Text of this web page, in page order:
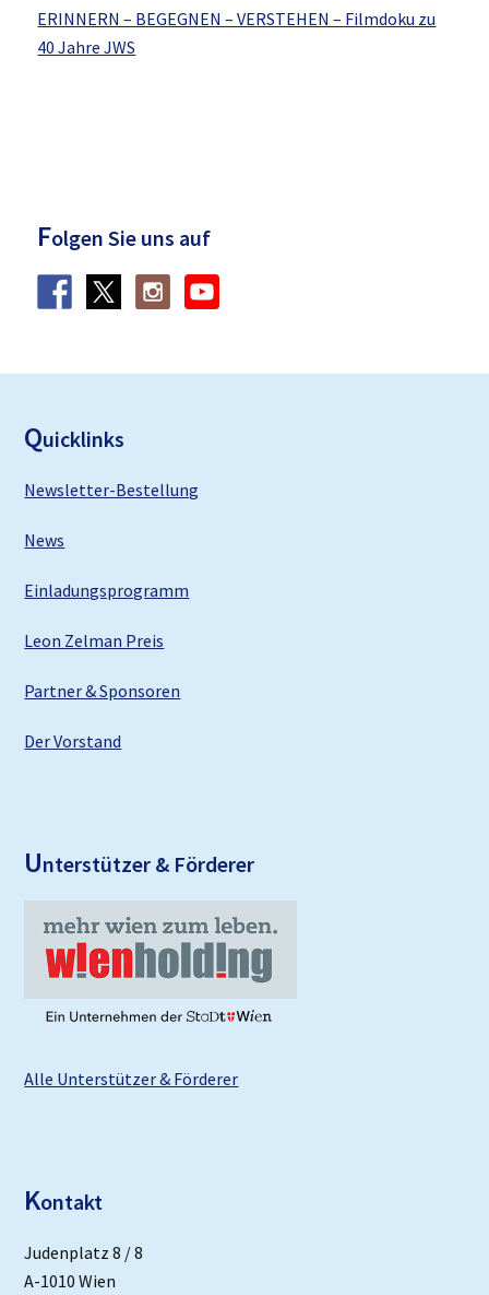
ERINNERN – BEGEGNEN – VERSTEHEN – Filmdoku zu
40 Jahre JWS
Folgen Sie uns auf
Quicklinks
Newsletter-Bestellung
News
Einladungsprogramm
Leon Zelman Preis
Partner & Sponsoren
Der Vorstand
Unterstützer & Förderer
Alle Unterstützer & Förderer
Kontakt
Judenplatz 8 / 8
A-1010 Wien